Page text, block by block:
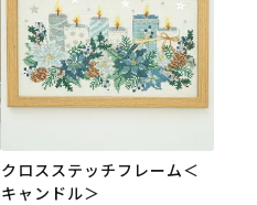
クロスステッチフレーム＜
キャンドル＞